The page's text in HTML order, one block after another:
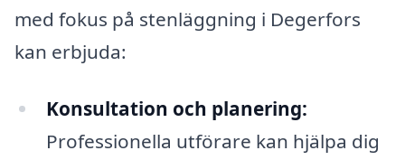
med fokus på stenläggning i Degerfors
kan erbjuda:
Konsultation och planering:
Professionella utförare kan hjälpa dig